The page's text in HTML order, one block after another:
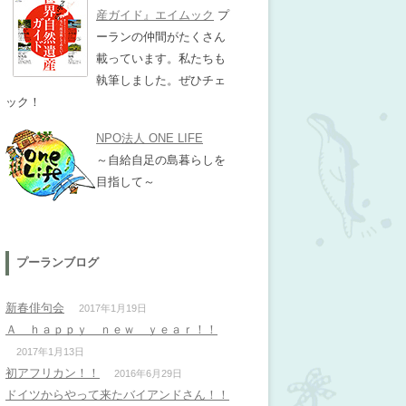
産ガイド』エイムック プ
ーランの仲間がたくさん
載っています。私たちも
執筆しました。ぜひチェ
ック！
NPO法人 ONE LIFE
～自給自足の島暮らしを
目指して～
プーランブログ
新春俳句会 2017年1月19日
Ａ ｈａｐｐｙ ｎｅｗ ｙｅａｒ！！
2017年1月13日
初アフリカン！！ 2016年6月29日
ドイツからやって来たバイアンドさん！！